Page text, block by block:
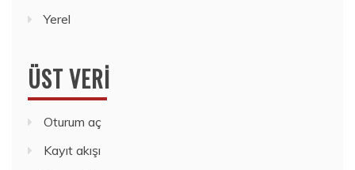
Yerel
ÜST VERI
Oturum aç
Kayıt akışı